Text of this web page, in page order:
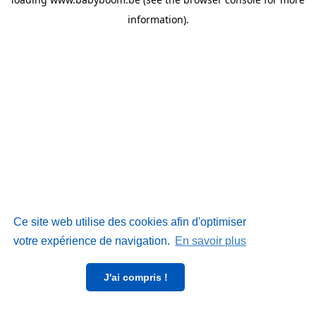
Ce site web utilise des cookies afin d'optimiser
votre expérience de navigation. En savoir plus
J'ai compris !
information).